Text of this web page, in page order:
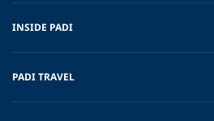
INSIDE PADI
PADI TRAVEL